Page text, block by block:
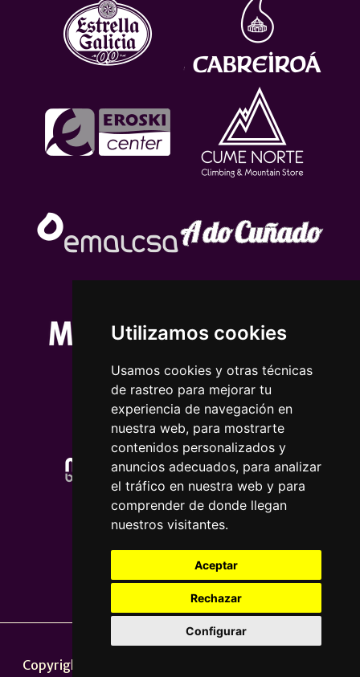
Utilizamos cookies
Usamos cookies y otras técnicas
de rastreo para mejorar tu
experiencia de navegación en
nuestra web, para mostrarte
contenidos personalizados y
anuncios adecuados, para analizar
el tráfico en nuestra web y para
comprender de donde llegan
nuestros visitantes.
Aceptar
Rechazar
Configurar
Nota legal|Política de privacidade
Copyright © 2026 | Powered by